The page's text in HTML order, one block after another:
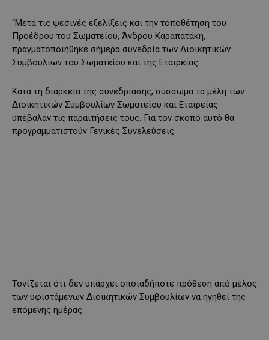
“Μετά τις ψεσινές εξελίξεις και την τοποθέτηση του
Προέδρου του Σωματείου, Άνδρου Καραπατάκη,
πραγματοποιήθηκε σήμερα συνεδρία των Διοικητικών
Συμβουλίων του Σωματείου και της Εταιρείας.
Κατά τη διάρκεια της συνεδρίασης, σύσσωμα τα μέλη των
Διοικητικών Συμβουλίων Σωματείου και Εταιρείας
υπέβαλαν τις παραιτήσεις τους. Για τον σκοπό αυτό θα
προγραμματιστούν Γενικές Συνελεύσεις.
Τονίζεται ότι δεν υπάρχει οποιαδήποτε πρόθεση από μέλος
των υφιστάμενων Διοικητικών Συμβουλίων να ηγηθεί της
επόμενης ημέρας.